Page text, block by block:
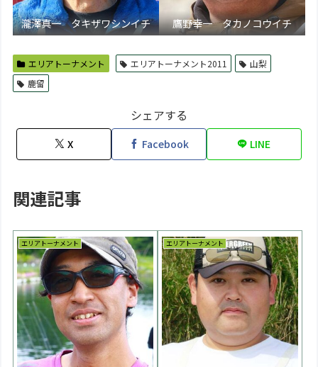
瀧澤真一 タキザワシンイチ 鷹野幸一 タカノコウイチ
エリアトーナメント エリアトーナメント2011
山梨
鹿留
シェアする
X Facebook LINE
関連記事
エリアトーナメント エリアトーナメント